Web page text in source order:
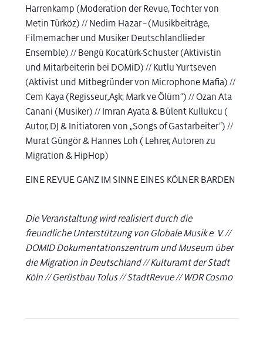
Harrenkamp (Moderation der Revue, Tochter von
Metin Türköz) // Nedim Hazar – (Musikbeiträge,
Filmemacher und Musiker Deutschlandlieder
Ensemble) // Bengü Kocatürk-Schuster (Aktivistin
und Mitarbeiterin bei DOMiD) // Kutlu Yurtseven
(Aktivist und Mitbegründer von Microphone Mafia) //
Cem Kaya (Regisseur„Aşk; Mark ve Ölüm“) // Ozan Ata
Canani (Musiker) // Imran Ayata & Bülent Kullukcu (
Autor, DJ & Initiatoren von „Songs of Gastarbeiter“) //
Murat Güngör & Hannes Loh ( Lehrer, Autoren zu
Migration & HipHop)
EINE REVUE GANZ IM SINNE EINES KÖLNER BARDEN
Die Veranstaltung wird realisiert durch die
freundliche Unterstützung von Globale Musik e. V. //
DOMID Dokumentationszentrum und Museum über
die Migration in Deutschland // Kulturamt der Stadt
Köln // Gerüstbau Tolus // StadtRevue // WDR Cosmo